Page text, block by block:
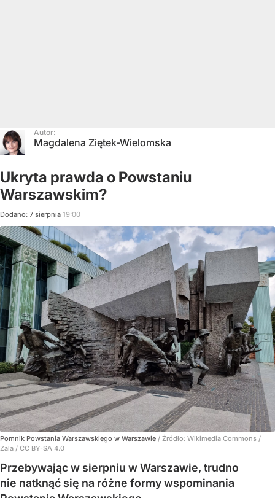
Autor:
Magdalena Ziętek-Wielomska
Ukryta prawda o Powstaniu
Warszawskim?
Dodano: 7 sierpnia 19:00
Pomnik Powstania Warszawskiego w Warszawie / Źródło: Wikimedia Commons /
Zala / CC BY-SA 4.0
Przebywając w sierpniu w Warszawie, trudno
nie natknąć się na różne formy wspominania